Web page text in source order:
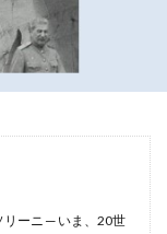
リーニ ─ いま、20世